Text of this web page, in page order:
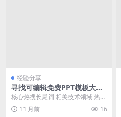
经验分享
寻找可编辑免费PPT模板大全
可编辑免费网站推荐
核心热搜长尾词 相关技术领域 热度
来源 PPT模板大全可编辑免费 网站
制作、软件...
11 月前 16